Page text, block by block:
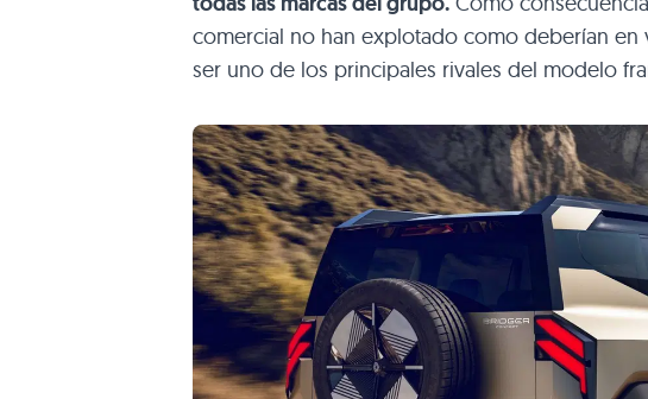
comercial no han explotado como deberían en
ser uno de los principales rivales del modelo